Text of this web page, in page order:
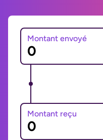
Montant envoyé
Montant reçu